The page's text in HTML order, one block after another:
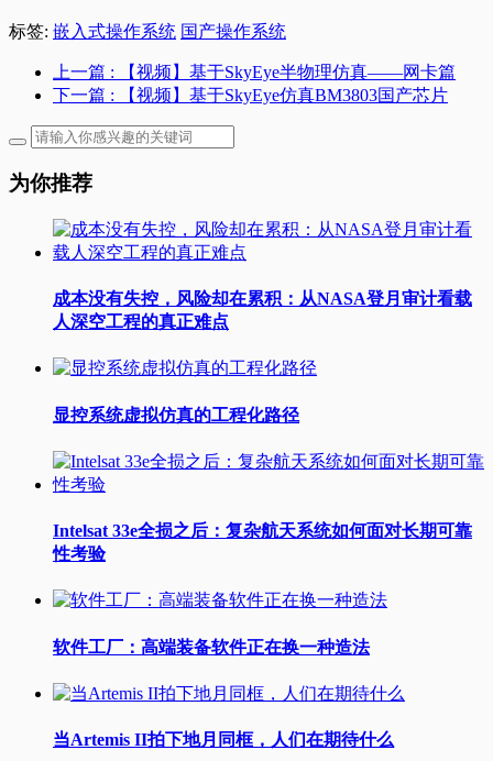
标签: 嵌入式操作系统 国产操作系统
上一篇 : 【视频】基于SkyEye半物理仿真——网卡篇
下一篇 : 【视频】基于SkyEye仿真BM3803国产芯片
为你推荐
成本没有失控，风险却在累积：从NASA登月审计看载
人深空工程的真正难点
显控系统虚拟仿真的工程化路径
Intelsat 33e全损之后：复杂航天系统如何面对长期可靠
性考验
软件工厂：高端装备软件正在换一种造法
当Artemis II拍下地月同框，人们在期待什么